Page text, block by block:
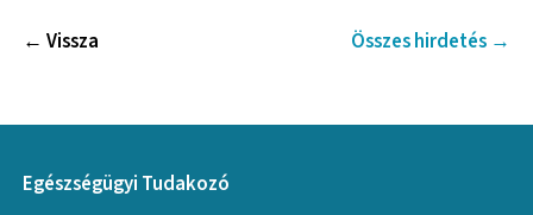
← Vissza Összes hirdetés →
Egészségügyi Tudakozó